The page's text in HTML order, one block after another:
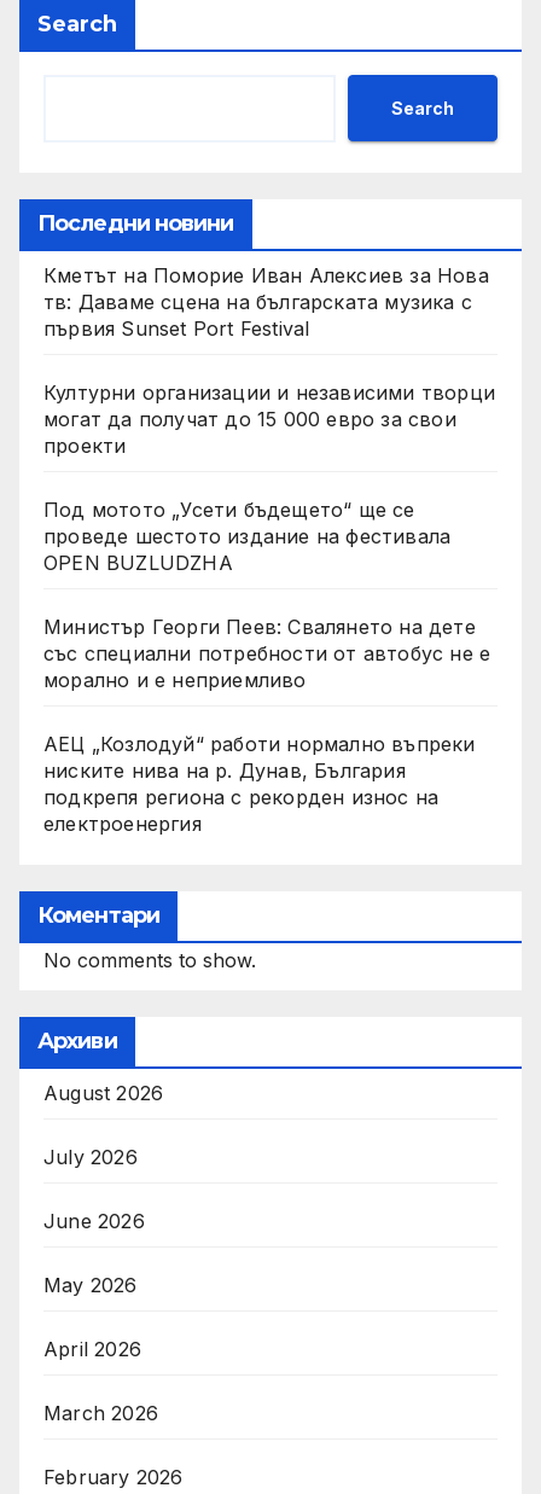
Search
Search
Последни новини
Кметът на Поморие Иван Алексиев за Нова
тв: Даваме сцена на българската музика с
първия Sunset Port Festival
Културни организации и независими творци
могат да получат до 15 000 евро за свои
проекти
Под мотото „Усети бъдещето“ ще се
проведе шестото издание на фестивала
OPEN BUZLUDZHA
Министър Георги Пеев: Свалянето на дете
със специални потребности от автобус не е
морално и е неприемливо
АЕЦ „Козлодуй“ работи нормално въпреки
ниските нива на р. Дунав, България
подкрепя региона с рекорден износ на
електроенергия
Коментари
No comments to show.
Архиви
August 2026
July 2026
June 2026
May 2026
April 2026
March 2026
February 2026